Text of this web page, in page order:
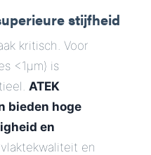
stijfheid
kritisch. Voor
<1µm) is
ATEK
bieden hoge
en
en